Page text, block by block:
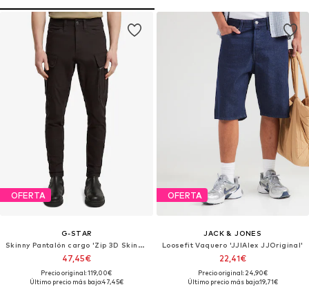
OFERTA
G-STAR
Skinny Pantalón cargo 'Zip 3D Skinny Cargo Pants 2.0'
47,45€
Precio original: 119,00€
Último precio más bajo:47,45€
OFERTA
JACK & JONES
Loosefit Vaquero 'JJIAlex JJOriginal'
22,41€
Precio original: 24,90€
Último precio más bajo:19,71€